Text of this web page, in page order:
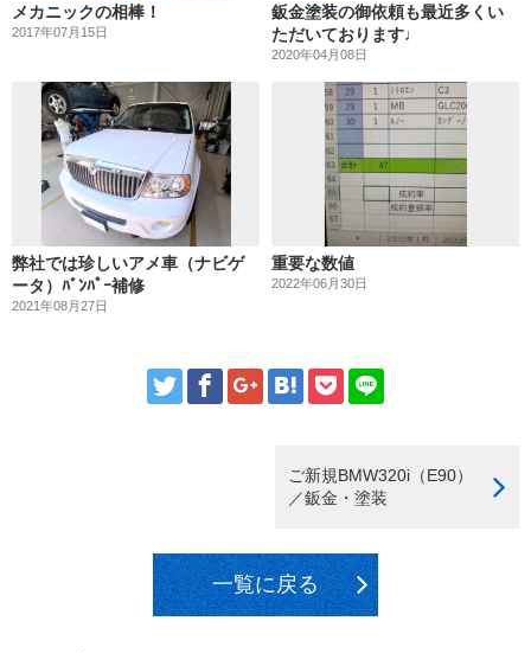
メカニックの相棒！
2017年07月15日
鈑金塗装の御依頼も最近多くい
ただいております♩
2020年04月08日
弊社では珍しいアメ車（ナビゲ
ータ）ﾊﾞﾝﾊﾟｰ補修
2021年08月27日
重要な数値
2022年06月30日
ご新規BMW320i（E90）
／鈑金・塗装
一覧に戻る